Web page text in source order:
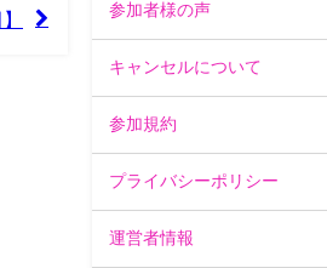
参加者様の声
キャンセルについて
参加規約
プライバシーポリシー
運営者情報